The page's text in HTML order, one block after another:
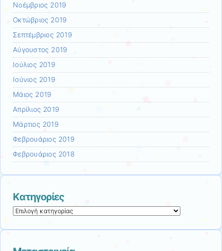
Νοέμβριος 2019
Οκτώβριος 2019
Σεπτέμβριος 2019
Αύγουστος 2019
Ιούλιος 2019
Ιούνιος 2019
Μάιος 2019
Απρίλιος 2019
Μάρτιος 2019
Φεβρουάριος 2019
Φεβρουάριος 2018
Kατηγορίες
Kατηγορίες